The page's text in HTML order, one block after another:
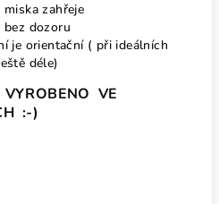
zahřeje
bez dozoru
je orientační ( při ideálních
déle)
VE
:-)